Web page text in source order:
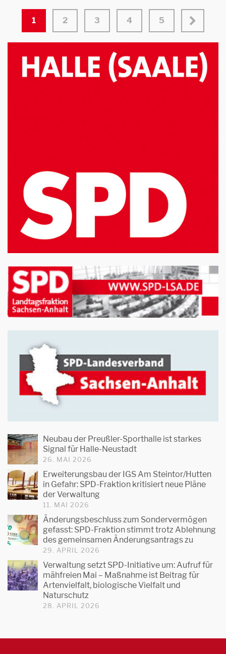
1 2 3 4 5
Neubau der Preußler-Sporthalle ist starkes
Signal für Halle-Neustadt
26. MAI 2026
Erweiterungsbau der IGS Am Steintor/Hutten
in Gefahr: SPD-Fraktion kritisiert neue Pläne
der Verwaltung
11. MAI 2026
Änderungsbeschluss zum Sondervermögen
gefasst: SPD-Fraktion stimmt trotz Ablehnung
des gemeinsamen Änderungsantrags zu
29. APRIL 2026
Verwaltung setzt SPD-Initiative um: Aufruf für
mähfreien Mai – Maßnahme ist Beitrag für
Artenvielfalt, biologische Vielfalt und
Naturschutz
28. APRIL 2026